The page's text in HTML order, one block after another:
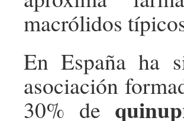
macrólidos
En España ha
asociación
30% de